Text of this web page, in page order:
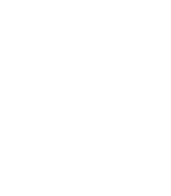
nosso site com
é o Responsável
de cookies
com
onshore e